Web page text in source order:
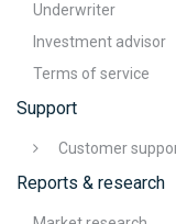
Underwriter
Investment advisor
Terms of service
Support
Customer
Reports & research